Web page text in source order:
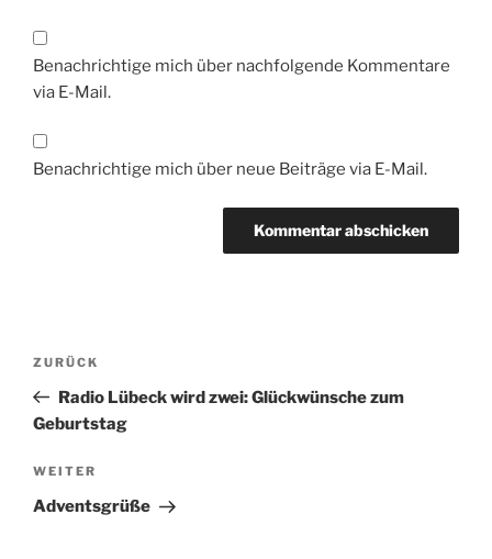
Benachrichtige mich über nachfolgende Kommentare
via E-Mail.
Benachrichtige mich über neue Beiträge via E-Mail.
Beitragsnavigation
Vorheriger
Beitrag
ZURÜCK
Radio Lübeck wird zwei: Glückwünsche zum
Geburtstag
Nächster
Beitrag
WEITER
Adventsgrüße